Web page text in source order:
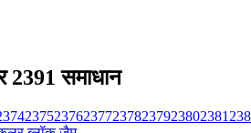
समाधान
2375237623772378237923802381